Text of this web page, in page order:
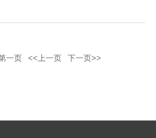
个人》的文件，对全市、
获徐州市“征兵工作先进单
征兵...
一页 <<上一页 下一页>>